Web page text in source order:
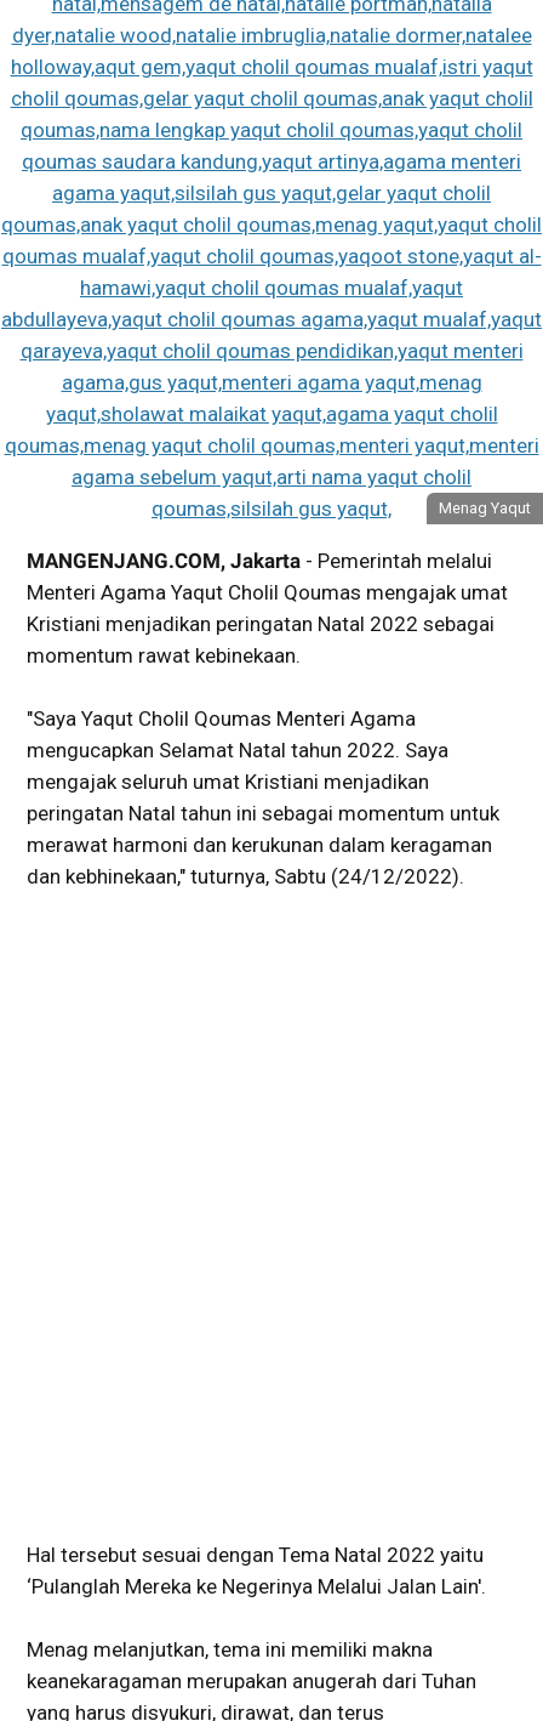
Menag Yaqut
MANGENJANG.COM, Jakarta - Pemerintah melalui
Menteri Agama Yaqut Cholil Qoumas mengajak umat
Kristiani menjadikan peringatan Natal 2022 sebagai
momentum rawat kebinekaan.
"Saya Yaqut Cholil Qoumas Menteri Agama
mengucapkan Selamat Natal tahun 2022. Saya
mengajak seluruh umat Kristiani menjadikan
peringatan Natal tahun ini sebagai momentum untuk
merawat harmoni dan kerukunan dalam keragaman
dan kebhinekaan," tuturnya, Sabtu (24/12/2022).
Hal tersebut sesuai dengan Tema Natal 2022 yaitu
‘Pulanglah Mereka ke Negerinya Melalui Jalan Lain'.
Menag melanjutkan, tema ini memiliki makna
keanekaragaman merupakan anugerah dari Tuhan
yang harus disyukuri, dirawat, dan terus